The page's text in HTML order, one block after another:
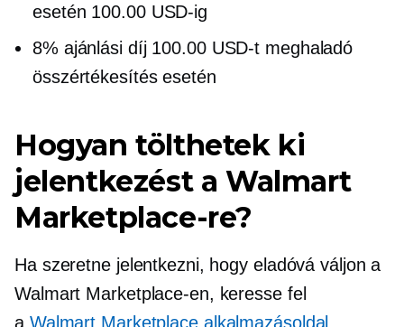
esetén 100.00 USD-ig
8% ajánlási díj 100.00 USD-t meghaladó
összértékesítés esetén
Hogyan tölthetek ki
jelentkezést a Walmart
Marketplace-re?
Ha szeretne jelentkezni, hogy eladóvá váljon a
Walmart Marketplace-en, keresse fel
a Walmart Marketplace alkalmazásoldal.